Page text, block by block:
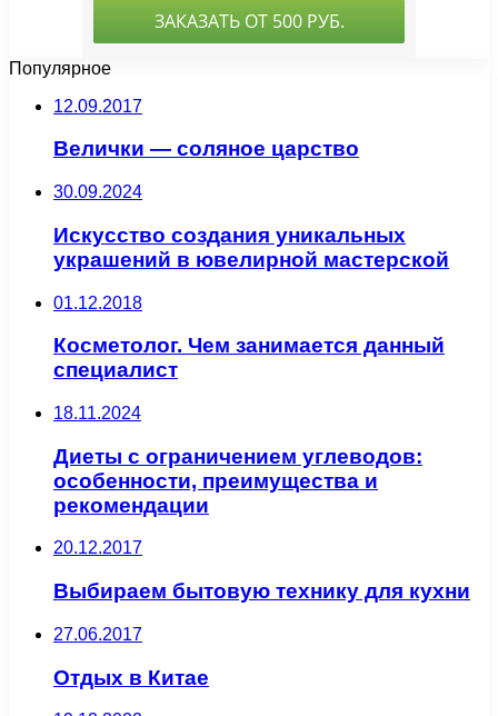
Популярное
12.09.2017
Велички — соляное царство
30.09.2024
Искусство создания уникальных
украшений в ювелирной мастерской
01.12.2018
Косметолог. Чем занимается данный
специалист
18.11.2024
Диеты с ограничением углеводов:
особенности, преимущества и
рекомендации
20.12.2017
Выбираем бытовую технику для кухни
27.06.2017
Отдых в Китае